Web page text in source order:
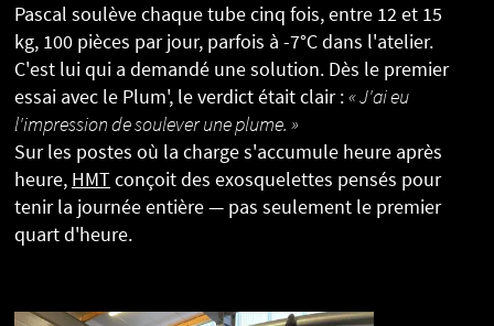
Pascal soulève chaque tube cinq fois, entre 12 et 15
kg, 100 pièces par jour, parfois à -7°C dans l'atelier.
C'est lui qui a demandé une solution. Dès le premier
essai avec le Plum', le verdict était clair :« J'ai eu
l'impression de soulever une plume. »
Sur les postes où la charge s'accumule heure après
heure, HMTconçoit des exosquelettes pensés pour
tenir la journée entière — pas seulement le premier
quart d'heure.